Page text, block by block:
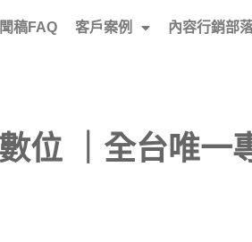
稿FAQ 客戶案例 內容行銷部
位 ｜全台唯一